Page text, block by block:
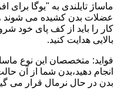
ماساژ تایلندی به "یوگا برای
عضلات بدن کشیده می شوند
کار را باید از کف پای خود
بالایی هدایت کنید.
فواید: متخصصان این نوع
انجام دهید،بدن شما از آن
بدن در حال نرمال قرار می